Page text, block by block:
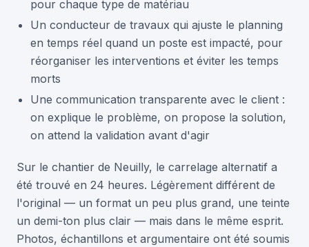
pour chaque type de matériau
Un conducteur de travaux qui ajuste le planning
en temps réel quand un poste est impacté, pour
réorganiser les interventions et éviter les temps
morts
Une communication transparente avec le client :
on explique le problème, on propose la solution,
on attend la validation avant d'agir
Sur le chantier de Neuilly, le carrelage alternatif a
été trouvé en 24 heures. Légèrement différent de
l'original — un format un peu plus grand, une teinte
un demi-ton plus clair — mais dans le même esprit.
Photos, échantillons et argumentaire ont été soumis